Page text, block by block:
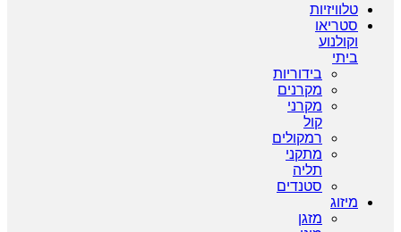
טלוויזיות
סטריאו
וקולנוע
ביתי
בידוריות
מקרנים
מקרני
קול
רמקולים
מתקני
תליה
סטנדים
מיזוג
מזגן